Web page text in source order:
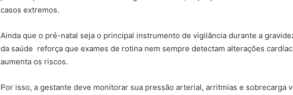
casos extremos.
Ainda que o pré-natal seja o principal instrumento de vigilância durante a
da saúde reforça que exames de rotina nem sempre detectam alterações
aumenta os riscos.
Por isso, a gestante deve monitorar sua pressão arterial, arritmias e sobrecarga